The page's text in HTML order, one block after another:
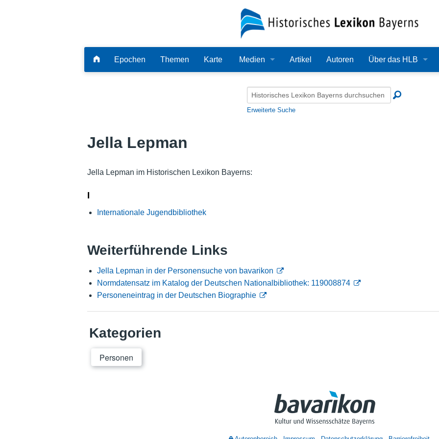
Epochen Themen Karte Medien
Audio
Alle Dateien
Artikel Autoren Über das HLB
Redaktion
Erweiterte Suche
Jella Lepman
Jella Lepman im Historischen Lexikon Bayerns:
I
Internationale Jugendbibliothek
Weiterführende Links
Jella Lepman in der Personensuche von bavarikon
Normdatensatz im Katalog der Deutschen Nationalbibliothek: 119008874
Personeneintrag in der Deutschen Biographie
Kategorien
Personen